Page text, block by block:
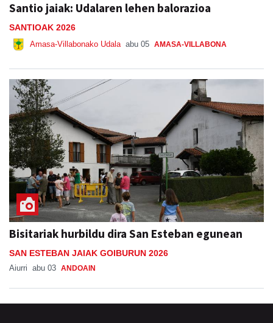
Santio jaiak: Udalaren lehen balorazioa
SANTIOAK 2026
Amasa-Villabonako Udala abu 05 AMASA-VILLABONA
Bisitariak hurbildu dira San Esteban egunean
SAN ESTEBAN JAIAK GOIBURUN 2026
Aiurri abu 03 ANDOAIN